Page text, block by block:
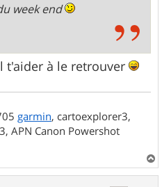
week end
t'aider à le retrouver
garmin, cartoexplorer3,
APN Canon Powershot
a